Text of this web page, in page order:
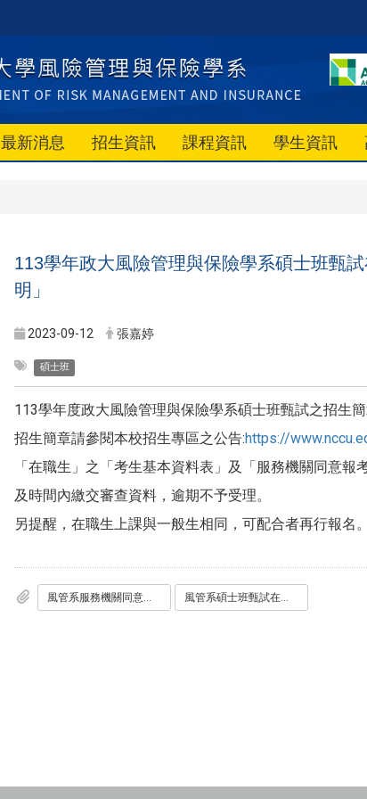
最新消息 招生資訊 課程資訊 學生資訊
113學年政大風險管理與保險學系碩士班甄
明」
2023-09-12 張嘉婷
碩士班
113學年度政大風險管理與保險學系碩士班甄試之招生
招生簡章請參閱本校招生專區之公告:https://
「在職生」之「考生基本資料表」及「服務機關同意
及時間內繳交審查資料，逾期不予受理。
另提醒，在職生上課與一般生相同，可配合者再行報名。
風管系服務機關同意報考證明書.doc 風管系碩士班甄試在職生考生基本資料表.doc